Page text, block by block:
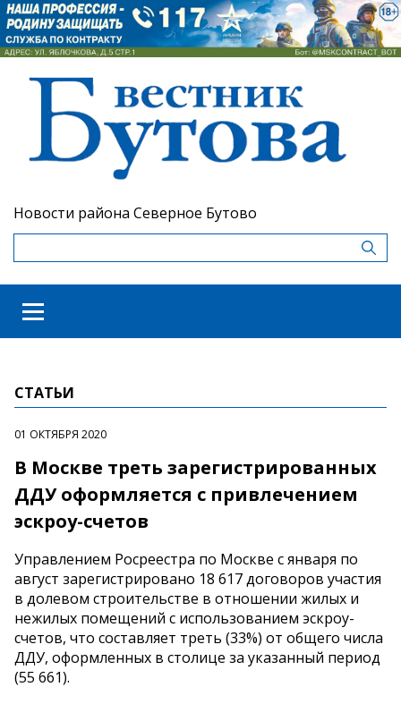
Новости района Северное Бутово
СТАТЬИ
01 ОКТЯБРЯ 2020
В Москве треть зарегистрированных
ДДУ оформляется с привлечением
эскроу-счетов
Управлением Росреестра по Москве с января по
август зарегистрировано 18 617 договоров участия
в долевом строительстве в отношении жилых и
нежилых помещений с использованием эскроу-
счетов, что составляет треть (33%) от общего числа
ДДУ, оформленных в столице за указанный период
(55 661).